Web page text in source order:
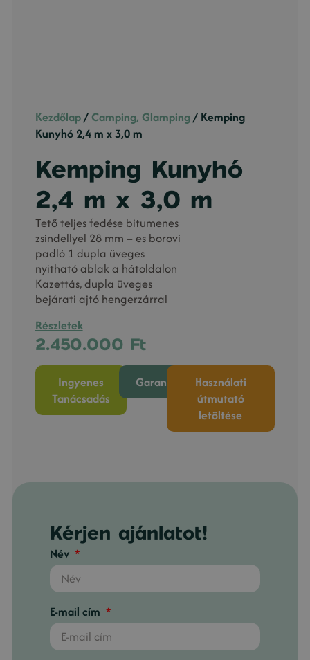
Kezdőlap/Camping, Glamping/ Kemping
Kunyhó 2,4 m x 3,0 m
Kemping Kunyhó
2,4 m x 3,0 m
Tető teljes fedése bitumenes
zsindellyel 28 mm – es borovi
padló 1 dupla üveges
nyitható ablak a hátoldalon
Kazettás, dupla üveges
bejárati ajtó hengerzárral
Részletek
2.450.000 Ft
Ingyenes
Tanácsadás
Garancia
Használati
útmutató
letöltése
Kérjen ajánlatot!
Név
E-mail cím